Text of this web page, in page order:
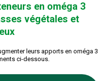
en oméga 3
végétales et
leurs apports en oméga 3
ci-dessous.